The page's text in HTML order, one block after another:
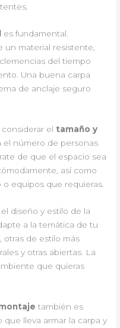
es fundamental.
un material resistente,
del tiempo
Una buena carpa
de anclaje seguro
el tamaño y
el número de personas
de que el espacio sea
así como
o equipos que requieras.
diseño y estilo de la
a la temática de tu
otras de estilo más
y otras abiertas. La
que quieras
también es
lleva armar la carpa y